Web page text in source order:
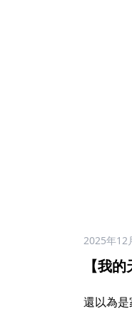
2025年12
【我
還以為